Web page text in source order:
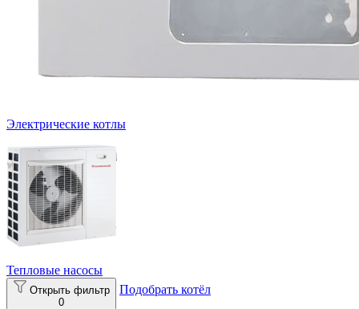
Электрические котлы
Тепловые насосы
Открыть фильтр
0
Подобрать котёл